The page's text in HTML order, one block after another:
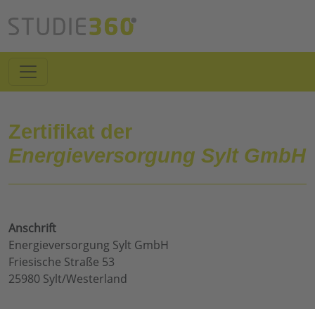
Zertifikat der
Energieversorgung Sylt GmbH
Anschrift
Energieversorgung Sylt GmbH
Friesische Straße 53
25980 Sylt/Westerland